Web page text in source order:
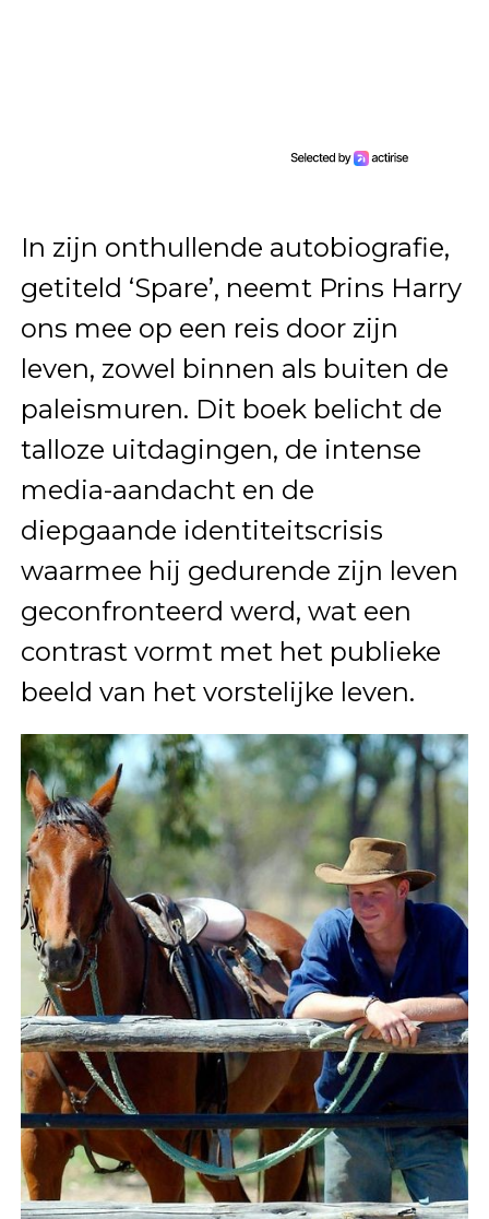
In zijn onthullende autobiografie,
getiteld ‘Spare’, neemt Prins Harry
ons mee op een reis door zijn
leven, zowel binnen als buiten de
paleismuren. Dit boek belicht de
talloze uitdagingen, de intense
media-aandacht en de
diepgaande identiteitscrisis
waarmee hij gedurende zijn leven
geconfronteerd werd, wat een
contrast vormt met het publieke
beeld van het vorstelijke leven.